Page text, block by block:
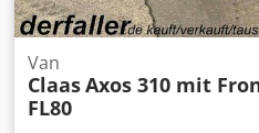
Van
ClaasAxos 310 mit
FL80